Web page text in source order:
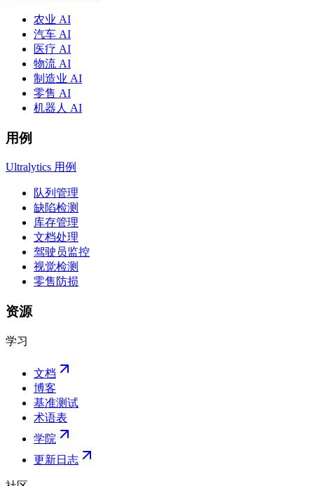
农业 AI
汽车 AI
医疗 AI
物流 AI
制造业 AI
零售 AI
机器人 AI
用例
Ultralytics 用例
队列管理
缺陷检测
库存管理
文档处理
驾驶员监控
视觉检测
零售防损
资源
学习
文档
博客
基准测试
术语表
学院
更新日志